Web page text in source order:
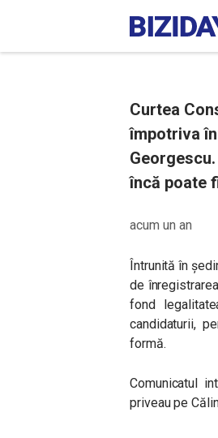
Curtea
împotriva
încă poate
acum un an
Întrunită în
de
fond
candidaturii,
formă.
Comunicatul
priveau pe